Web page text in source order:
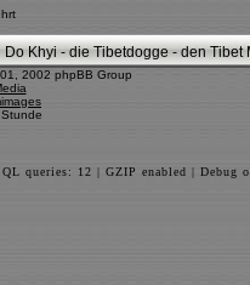
Khyi - die Tibetdogge - den Tibet
2002 phpBB Group
queries: 12 | GZIP enabled | Debug